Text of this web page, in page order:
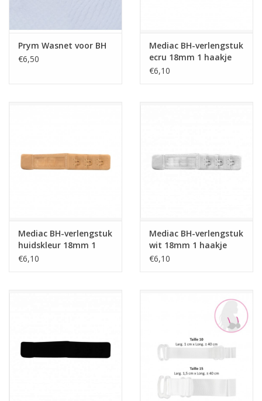
Prym Wasnet voor BH
€6,50
Mediac BH-verlengstuk
ecru 18mm 1 haakje
€6,10
Mediac BH-verlengstuk
huidskleur 18mm 1
haakje
€6,10
Mediac BH-verlengstuk
wit 18mm 1 haakje
€6,10